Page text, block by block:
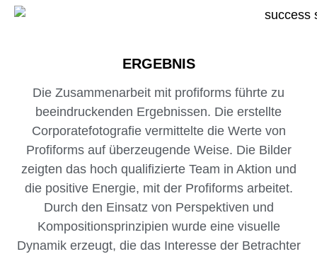
ERGEBNIS
Die Zusammenarbeit mit profiforms führte zu
beeindruckenden Ergebnissen. Die erstellte
Corporatefotografie vermittelte die Werte von
Profiforms auf überzeugende Weise. Die Bilder
zeigten das hoch qualifizierte Team in Aktion und
die positive Energie, mit der Profiforms arbeitet.
Durch den Einsatz von Perspektiven und
Kompositionsprinzipien wurde eine visuelle
Dynamik erzeugt, die das Interesse der Betrachter